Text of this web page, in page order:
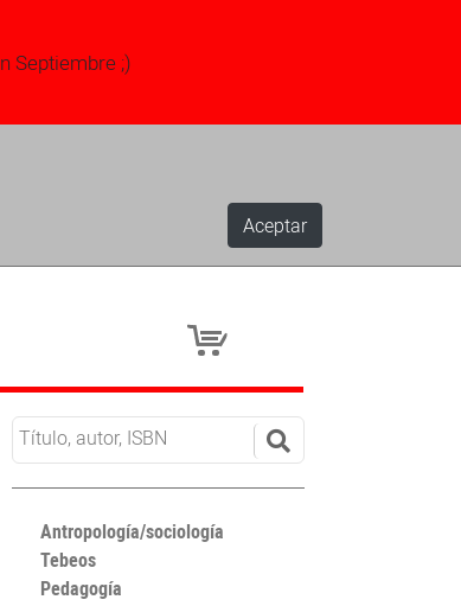
Septiembre ;)
Aceptar
Antropología/sociología
Tebeos
Pedagogía